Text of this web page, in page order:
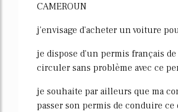
CAMEROUN
j'envisage d'acheter un voiture
je dispose d'un permis français
circuler sans problème avec ce
je souhaite par ailleurs que ma
passer son permis de conduire ce